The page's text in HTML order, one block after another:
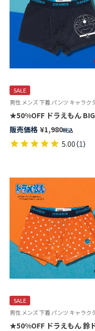
SALE
男性 メンズ 下着 パンツ キャラク
★50%OFF ドラえもん
販売価格 ¥1,980税込
5.00（1）
SALE
男性 メンズ 下着 パンツ キャラク
★50%OFF ドラえもん 鈴